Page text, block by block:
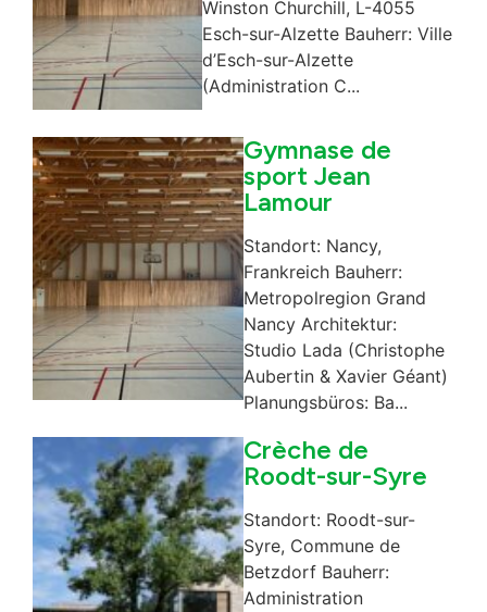
Winston Churchill, L-4055
Esch-sur-Alzette Bauherr: Ville
d’Esch-sur-Alzette
(Administration C...
Gymnase de
sport Jean
Lamour
Standort: Nancy,
Frankreich Bauherr:
Metropolregion Grand
Nancy Architektur:
Studio Lada (Christophe
Aubertin & Xavier Géant)
Planungsbüros: Ba...
Crèche de
Roodt-sur-Syre
Standort: Roodt-sur-
Syre, Commune de
Betzdorf Bauherr:
Administration